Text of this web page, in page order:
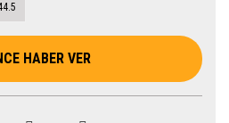
HABER VER